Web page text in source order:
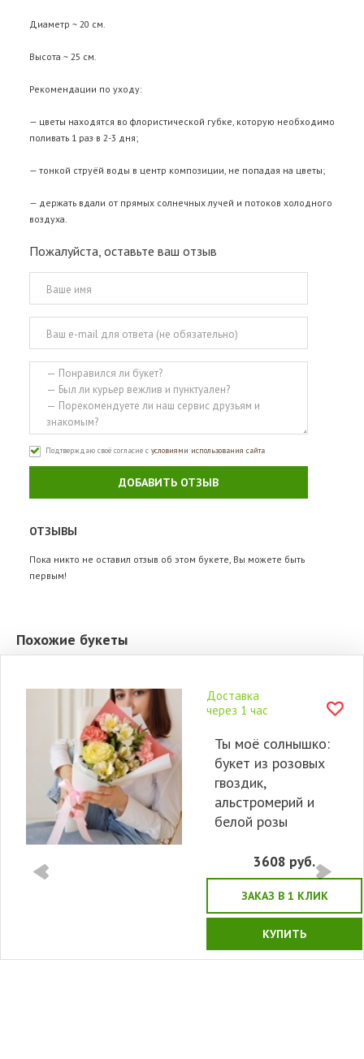
Диаметр ~ 20 см.
Высота ~ 25 см.
Рекомендации по уходу:
— цветы находятся во флористической губке, которую необходимо
поливать 1 раз в 2-3 дня;
— тонкой струёй воды в центр композиции, не попадая на цветы;
— держать вдали от прямых солнечных лучей и потоков холодного
воздуха.
Пожалуйста, оставьте ваш отзыв
Подтверждаю своё согласие с условиями использования сайта
ДОБАВИТЬ ОТЗЫВ
ОТЗЫВЫ
Пока никто не оставил отзыв об этом букете, Вы можете быть
первым!
Похожие букеты
Доставка
через 1 час
Ты моё солнышко:
букет из розовых
гвоздик,
альстромерий и
белой розы
3608 руб.
ЗАКАЗ В 1 КЛИК
КУПИТЬ